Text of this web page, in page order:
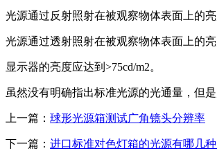
光源通过反射照射在被观察物体表面上的
光源通过透射照射在被观察物体表面上的亮
显示器的亮度应达到>75cd/m2。
虽然没有明确指出标准光源的光通量，但
上一篇： 球形光源箱测试广角镜头分辨率
下一篇： 进口标准对色灯箱的光源有哪几种